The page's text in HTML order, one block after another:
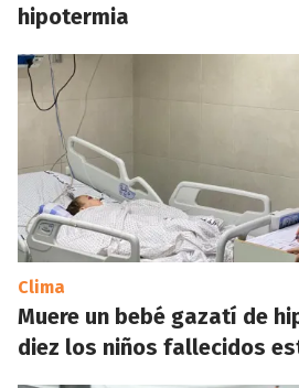
hipotermia
Clima
Muere un bebé gazatí de
diez los niños fallecidos